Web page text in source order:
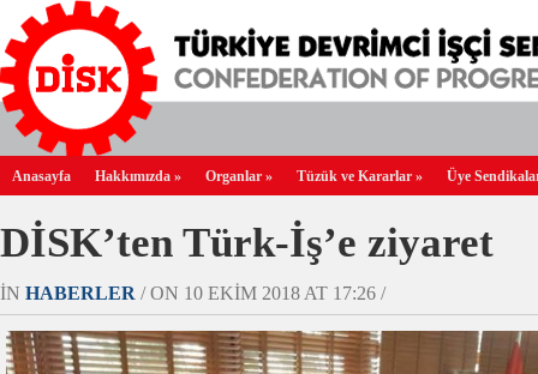
Anasayfa Hakkımızda » Organlar » Tüzük ve Kararlar » Üye
DİSK’ten Türk-İş’e ziyaret
IN HABERLER / ON 10 EKIM 2018 AT 17:26 /